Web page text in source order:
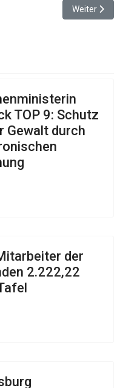
grünes Juwel in Flensburgs
Nächster
Weiter
TOP 9: Schutz
Gewalt durch
der
2.222,22